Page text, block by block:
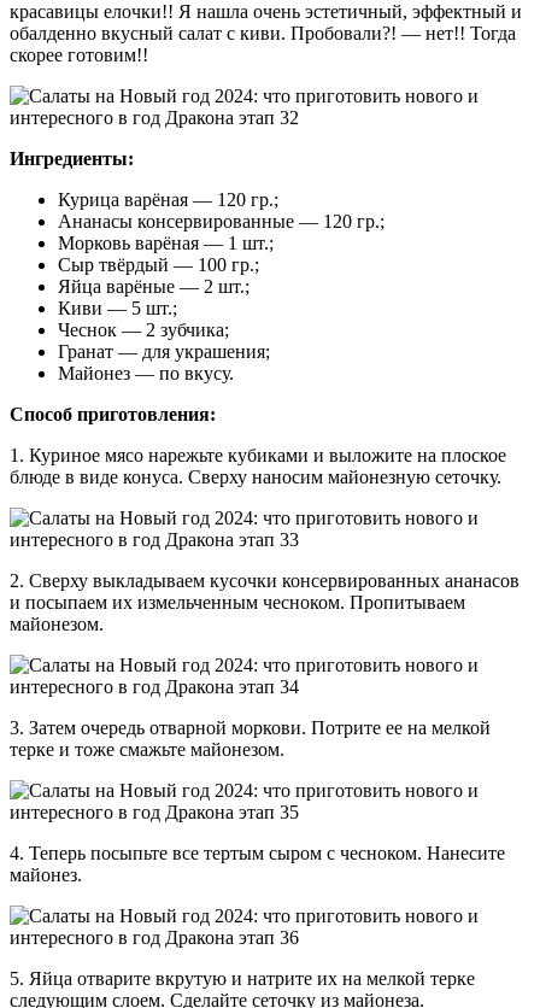
красавицы елочки!! Я нашла очень эстетичный, эффектный и
обалденно вкусный салат с киви. Пробовали?! — нет!! Тогда
скорее готовим!!
Ингредиенты:
Курица варёная — 120 гр.;
Ананасы консервированные — 120 гр.;
Морковь варёная — 1 шт.;
Сыр твёрдый — 100 гр.;
Яйца варёные — 2 шт.;
Киви — 5 шт.;
Чеснок — 2 зубчика;
Гранат — для украшения;
Майонез — по вкусу.
Способ приготовления:
1. Куриное мясо нарежьте кубиками и выложите на плоское
блюде в виде конуса. Сверху наносим майонезную сеточку.
2. Сверху выкладываем кусочки консервированных ананасов
и посыпаем их измельченным чесноком. Пропитываем
майонезом.
3. Затем очередь отварной моркови. Потрите ее на мелкой
терке и тоже смажьте майонезом.
4. Теперь посыпьте все тертым сыром с чесноком. Нанесите
майонез.
5. Яйца отварите вкрутую и натрите их на мелкой терке
следующим слоем. Сделайте сеточку из майонеза.